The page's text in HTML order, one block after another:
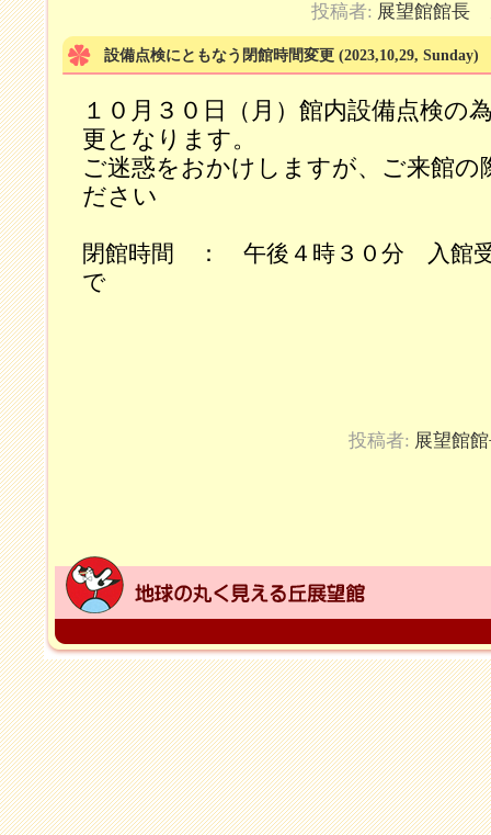
投稿者: 展望館館長
設備点検にともなう閉館時間変更 (2023,10,29, Sunday)
１０月３０日（月）館内設備点検の
更となります。
ご迷惑をおかけしますが、ご来館の
ださい
閉館時間 ： 午後４時３０分 入館
で
投稿者: 展望館